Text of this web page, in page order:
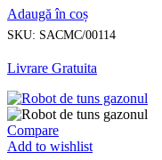
Adaugă în coș
SKU: SACMC/00114
Livrare Gratuita
Compare
Add to wishlist